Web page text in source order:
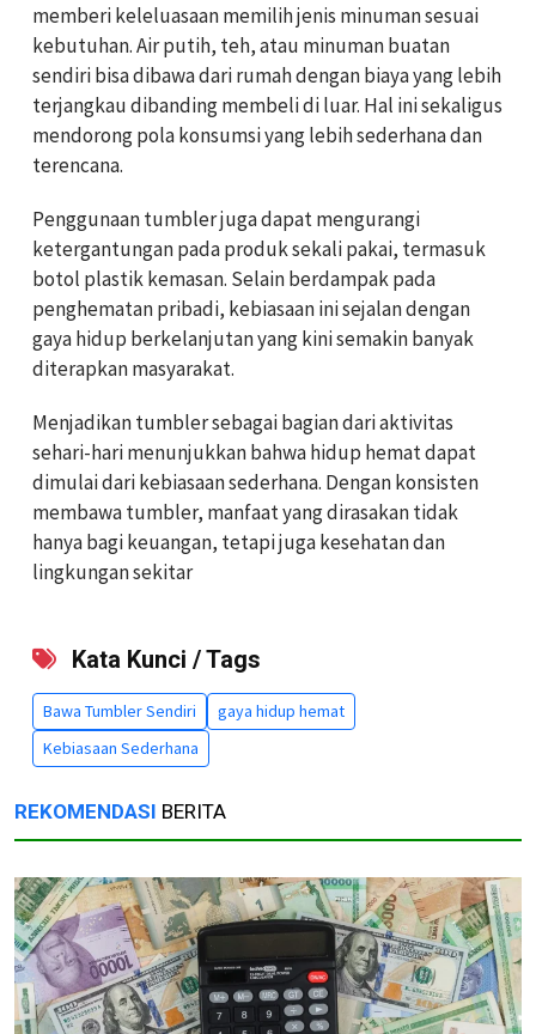
memberi keleluasaan memilih jenis minuman sesuai
kebutuhan. Air putih, teh, atau minuman buatan
sendiri bisa dibawa dari rumah dengan biaya yang lebih
terjangkau dibanding membeli di luar. Hal ini sekaligus
mendorong pola konsumsi yang lebih sederhana dan
terencana.
Penggunaan tumbler juga dapat mengurangi
ketergantungan pada produk sekali pakai, termasuk
botol plastik kemasan. Selain berdampak pada
penghematan pribadi, kebiasaan ini sejalan dengan
gaya hidup berkelanjutan yang kini semakin banyak
diterapkan masyarakat.
Menjadikan tumbler sebagai bagian dari aktivitas
sehari-hari menunjukkan bahwa hidup hemat dapat
dimulai dari kebiasaan sederhana. Dengan konsisten
membawa tumbler, manfaat yang dirasakan tidak
hanya bagi keuangan, tetapi juga kesehatan dan
lingkungan sekitar
Kata Kunci / Tags
Bawa Tumbler Sendiri
gaya hidup hemat
Kebiasaan Sederhana
REKOMENDASI BERITA